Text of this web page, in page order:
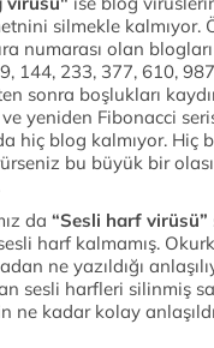
silmekle kalmıyor.
numarası olan
144, 233, 377, 610,
sonra boşlukları
ve yeniden Fibonacci
hiç blog kalmıyor. Hiç
bu büyük bir
da “Sesli harf virüsü”
harf kalmamış.
ne yazıldığı
sesli harfleri silinmiş
ne kadar kolay